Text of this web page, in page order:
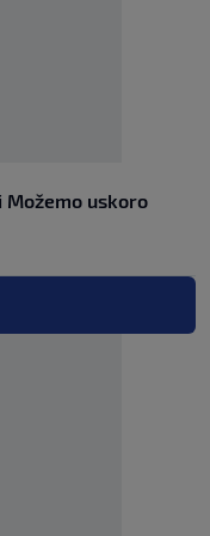
Možemo uskoro